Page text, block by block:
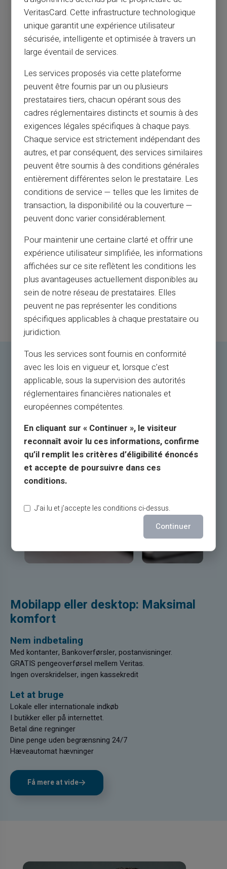
Mobilapp eller desktop: Maksimal
komfort
Nem indbetaling
Med kontanter, Bankoverførsler, postanvisninger.
GRATIS pengeoverførsel mellem Veritas.
Ingen overskridelser, ingen kassekredit
Let at bruge
Lokale eller internationale indkøb
I butikker eller på internettet.
Betal dine regninger
Dine penge uden begrænsning 24/7
Hæveautomat hævninger
Få mere at vide
VeritasCard. Cette infrastructure technologique
unique garantit une expérience utilisateur
sécurisée, intelligente et optimisée à travers un
large éventail de services.
Les services proposés via cette plateforme
peuvent être fournis par un ou plusieurs
prestataires tiers, chacun opérant sous des
cadres réglementaires distincts et soumis à des
exigences légales spécifiques à chaque pays.
Chaque service est strictement indépendant des
autres, et par conséquent, des services similaires
peuvent être soumis à des conditions générales
entièrement différentes selon le prestataire. Les
conditions de service — telles que les limites de
transaction, la disponibilité ou la couverture —
peuvent donc varier considérablement.
Pour maintenir une certaine clarté et offrir une
expérience utilisateur simplifiée, les informations
affichées sur ce site reflètent les conditions les
plus avantageuses actuellement disponibles au
sein de notre réseau de prestataires. Elles
peuvent ne pas représenter les conditions
spécifiques applicables à chaque prestataire ou
juridiction.
Tous les services sont fournis en conformité
avec les lois en vigueur et, lorsque c’est
applicable, sous la supervision des autorités
réglementaires financières nationales et
européennes compétentes.
En cliquant sur « Continuer », le visiteur
reconnaît avoir lu ces informations, confirme
qu’il remplit les critères d’éligibilité énoncés
et accepte de poursuivre dans ces
conditions.
J’ai lu et j’accepte les conditions ci-dessus.
Continuer